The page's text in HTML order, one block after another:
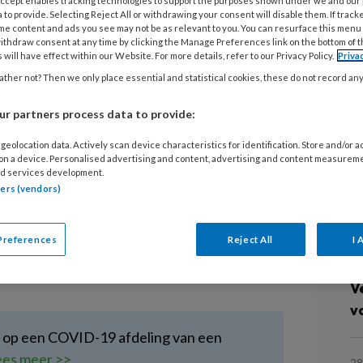
overleden na besmetting met het
zij dit op hun werk hebben
tussen de 45 en 69 jaar oud. Van zes van
dat zij bestaande
de andere drie overleden
Dit betreft zorgprofessionals die
Dit meldt het RIVM in haar laatste
een COVID-19 afdeling van een
meer >>
to provide. Selecting Reject All or withdrawing your consent will disable them. If
content and ads you see may not be as relevant to you. You can resurface this
consent at any time by clicking the Manage Preferences link on the bottom of
will have effect within our Website. For more details, refer to our Privacy Policy.
not? Then we only place essential and statistical cookies, these do not record
partners process data to provide:
data. Actively scan device characteristics for identification. Store and/or
a device. Personalised advertising and content, advertising and content
services development.
(vendors)
Reject All I